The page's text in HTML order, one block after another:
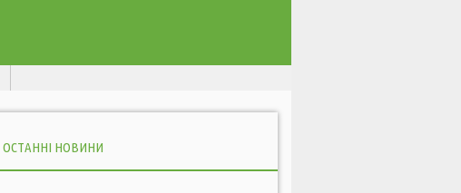
ОСТАННІ НОВИНИ